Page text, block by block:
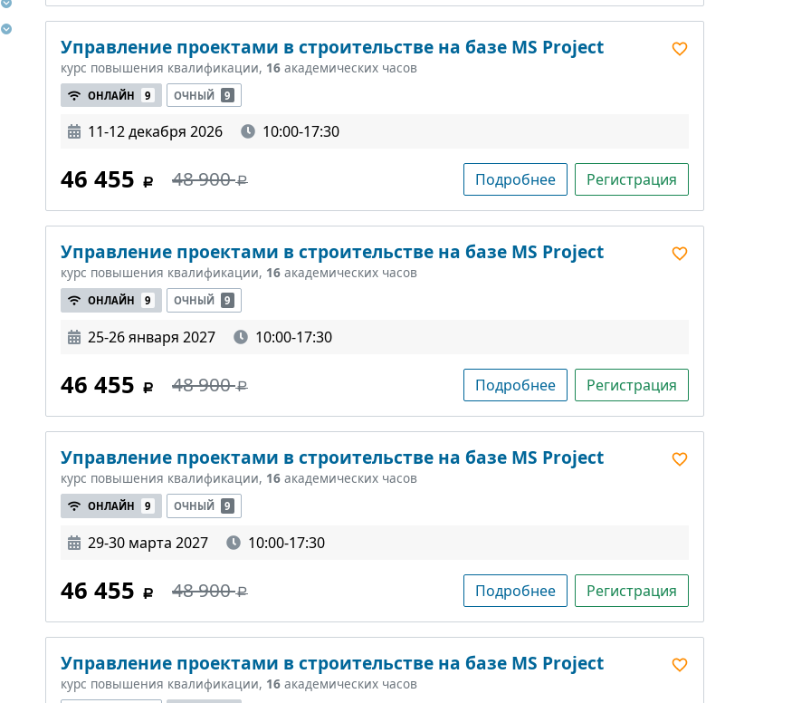
Управление проектами в строительстве на базе MS Project
курс повышения квалификации, 16 академических часов
ОНЛАЙН 9 ОЧНЫЙ 9
11-12 декабря 2026 10:00-17:30
46 455 48 900 Подробнее Регистрация
Управление проектами в строительстве на базе MS Project
курс повышения квалификации, 16 академических часов
ОНЛАЙН 9 ОЧНЫЙ 9
25-26 января 2027 10:00-17:30
46 455 48 900 Подробнее Регистрация
Управление проектами в строительстве на базе MS Project
курс повышения квалификации, 16 академических часов
ОНЛАЙН 9 ОЧНЫЙ 9
29-30 марта 2027 10:00-17:30
46 455 48 900 Подробнее Регистрация
Управление проектами в строительстве на базе MS Project
курс повышения квалификации, 16 академических часов